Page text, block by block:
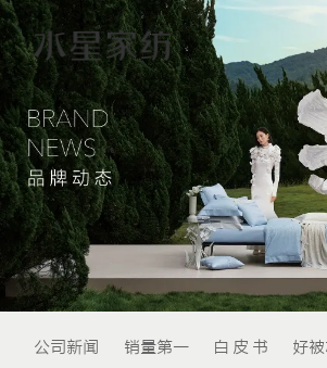
公司新闻 销量第一 白 皮 书 好